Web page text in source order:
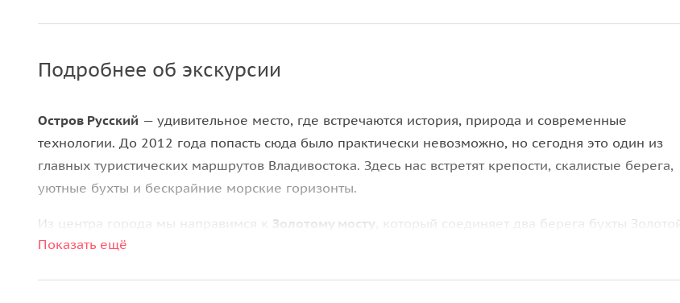
Подробнее об экскурсии
Остров Русский — удивительное место, где встречаются история, природа и современные
технологии. До 2012 года попасть сюда было практически невозможно, но сегодня это один из
главных туристических маршрутов Владивостока. Здесь нас встретят крепости, скалистые берега,
уютные бухты и бескрайние морские горизонты.
Из центра города мы направимся к Золотому мосту , который соединяет два берега бухты Золотой
Рог. Затем проедем по
Показать ещё